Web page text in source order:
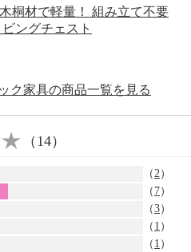
桐材で軽量！ 組み立て不要
ングチェスト
ク家具の商品一覧を見る
（14）
（2）
（ 7）
（3）
（ 1 ）
（ 1 ）